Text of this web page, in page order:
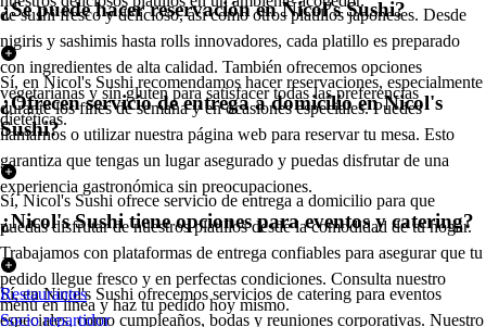
de sushi fresco y delicioso, así como otros platillos japoneses. Desde
nigiris y sashimis hasta rolls innovadores, cada platillo es preparado
con ingredientes de alta calidad. También ofrecemos opciones
vegetarianas y sin gluten para satisfacer todas las preferencias
dietéticas.
¿Se puede hacer reservación en Nicol's Sushi?
Sí, en Nicol's Sushi recomendamos hacer reservaciones, especialmente
durante los fines de semana y en ocasiones especiales. Puedes
llamarnos o utilizar nuestra página web para reservar tu mesa. Esto
garantiza que tengas un lugar asegurado y puedas disfrutar de una
experiencia gastronómica sin preocupaciones.
¿Ofrecen servicio de entrega a domicilio en Nicol's
Sushi?
Sí, Nicol's Sushi ofrece servicio de entrega a domicilio para que
puedas disfrutar de nuestros platillos desde la comodidad de tu hogar.
Trabajamos con plataformas de entrega confiables para asegurar que tu
pedido llegue fresco y en perfectas condiciones. Consulta nuestro
menú en línea y haz tu pedido hoy mismo.
¿Nicol's Sushi tiene opciones para eventos y catering?
Sí, en Nicol's Sushi ofrecemos servicios de catering para eventos
especiales, como cumpleaños, bodas y reuniones corporativas. Nuestro
Restaurantes
Socio repartidor